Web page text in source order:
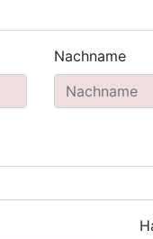
Nachname